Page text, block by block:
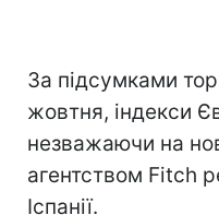
За підсумками
жовтня, індекси
незважаючи на
агентством Fitch
Іспанії.